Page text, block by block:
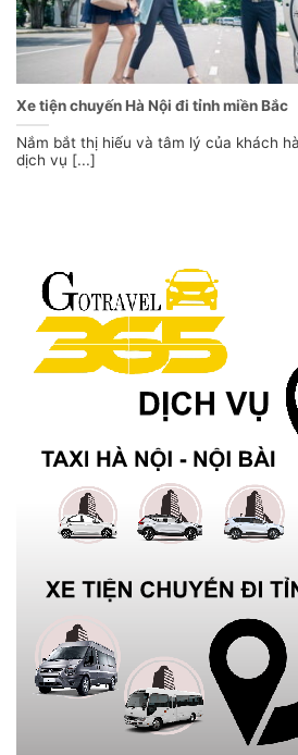
Xe tiện chuyến Hà Nội đi tỉnh miền Bắc
Nắm bắt thị hiếu và tâm lý của khách
dịch vụ [...]